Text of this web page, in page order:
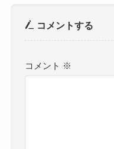
コメントする
コメント ※